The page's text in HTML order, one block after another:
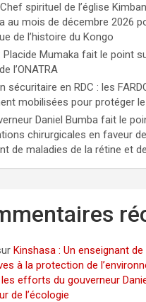
Chef spirituel de l’église
au mois de décembre 2026
de l’histoire du Kongo
: Placide Mumaka fait le point
l’ONATRA
sécuritaire en RDC : les
mobilisées pour protéger
Daniel Bumba fait le
chirurgicales en faveur
de maladies de la rétine et
Kinshasa : Un enseignant
à la protection de
efforts du gouverneur
de l’écologie